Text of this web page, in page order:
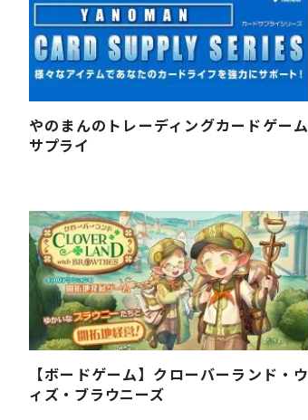
やのまんのトレーディングカードゲーム
サプライ
【ボードゲーム】クローバーランド・ウ
ィズ・ブラウニーズ